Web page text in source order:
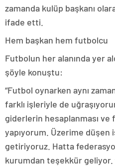
zamanda kulüp başkanı
ifade etti.
Hem başkan hem futbolcu
Futbolun her alanında yer
şöyle konuştu:
“Futbol oynarken aynı
farklı işleriyle de
giderlerin hesaplanması ve
yapıyorum. Üzerime düşen
getiriyoruz. Hatta
kurumdan teşekkür geliyor.